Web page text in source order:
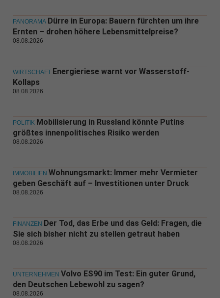
PANORAMA Dürre in Europa: Bauern fürchten um ihre
Ernten – drohen höhere Lebensmittelpreise?
08.08.2026
WIRTSCHAFT Energieriese warnt vor Wasserstoff-
Kollaps
08.08.2026
POLITIK Mobilisierung in Russland könnte Putins
größtes innenpolitisches Risiko werden
08.08.2026
IMMOBILIEN Wohnungsmarkt: Immer mehr Vermieter
geben Geschäft auf – Investitionen unter Druck
08.08.2026
FINANZEN Der Tod, das Erbe und das Geld: Fragen, die
Sie sich bisher nicht zu stellen getraut haben
08.08.2026
UNTERNEHMEN Volvo ES90 im Test: Ein guter Grund,
den Deutschen Lebewohl zu sagen?
08.08.2026